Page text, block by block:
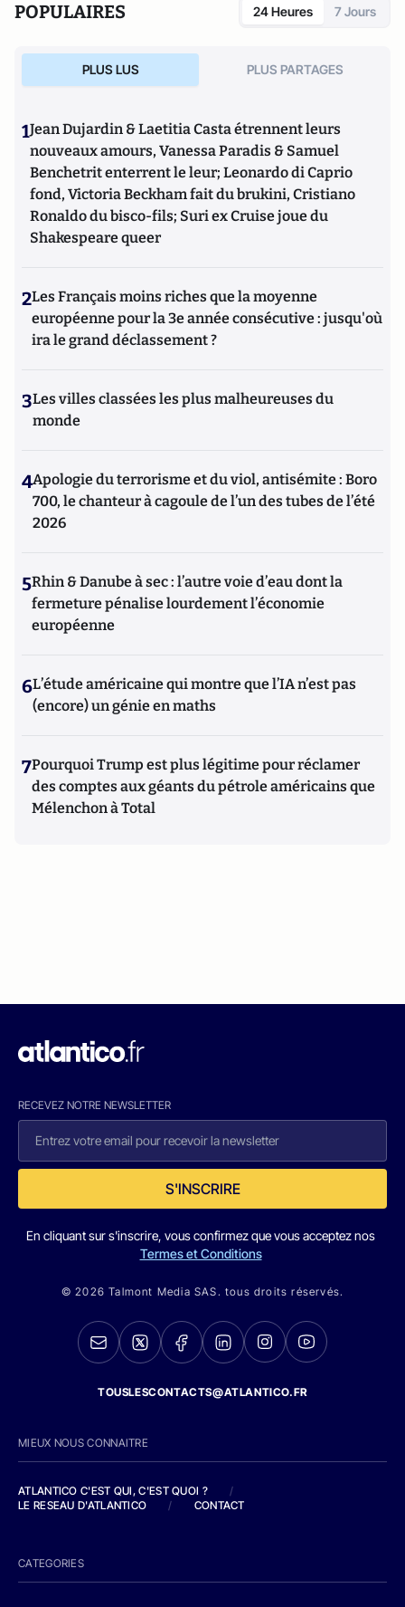
POPULAIRES 24 Heures 7 Jours
PLUS LUS PLUS PARTAGES
1Jean Dujardin & Laetitia Casta étrennent leurs
nouveaux amours, Vanessa Paradis & Samuel
Benchetrit enterrent le leur; Leonardo di Caprio
fond, Victoria Beckham fait du brukini, Cristiano
Ronaldo du bisco-fils; Suri ex Cruise joue du
Shakespeare queer
2Les Français moins riches que la moyenne
européenne pour la 3e année consécutive : jusqu'où
ira le grand déclassement ?
3Les villes classées les plus malheureuses du
monde
4Apologie du terrorisme et du viol, antisémite : Boro
700, le chanteur à cagoule de l’un des tubes de l’été
2026
5Rhin & Danube à sec : l’autre voie d’eau dont la
fermeture pénalise lourdement l’économie
européenne
6L’étude américaine qui montre que l’IA n’est pas
(encore) un génie en maths
7Pourquoi Trump est plus légitime pour réclamer
des comptes aux géants du pétrole américains que
Mélenchon à Total
RECEVEZ NOTRE NEWSLETTER
S'INSCRIRE
En cliquant sur s'inscrire, vous confirmez que vous acceptez nos
Termes et Conditions
© 2026 Talmont Media SAS. tous droits réservés.
TOUSLESCONTACTS@ATLANTICO.FR
MIEUX NOUS CONNAITRE
ATLANTICO C'EST QUI, C'EST QUOI ?
/
LE RESEAU D'ATLANTICO
/ CONTACT
CATEGORIES